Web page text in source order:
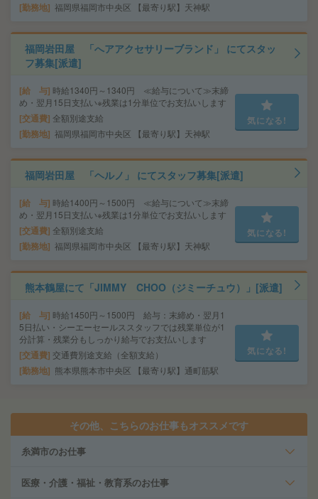
勤務地 福岡県福岡市中央区 【最寄り駅】天神駅
福岡岩田屋 「へアアクセサリーブランド」 にてスタッ
フ募集[派遣]
給 与 時給1340円～1340円 ≪給与について≫末締
め・翌月15日支払い※残業は1分単位でお支払いします
交通費 全額別途支給
勤務地 福岡県福岡市中央区 【最寄り駅】天神駅
気になる!
福岡岩田屋 「ヘルノ」 にてスタッフ募集[派遣]
給 与 時給1400円～1500円 ≪給与について≫末締
め・翌月15日支払い※残業は1分単位でお支払いします
交通費 全額別途支給
勤務地 福岡県福岡市中央区 【最寄り駅】天神駅
気になる!
熊本鶴屋にて「JIMMY CHOO（ジミーチュウ）」[派遣]
給 与 時給1450円～1500円 給与：末締め・翌月1
5日払い・シーエーセールススタッフでは残業単位が1
分計算・残業分もしっかり給与でお支払いします
交通費 交通費別途支給（全額支給）
勤務地 熊本県熊本市中央区 【最寄り駅】通町筋駅
気になる!
その他、こちらのお仕事もオススメです
糸満市のお仕事
医療・介護・福祉・教育系のお仕事